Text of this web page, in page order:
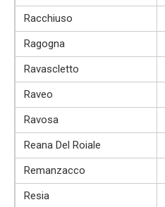
Racchiuso
Ragogna
Ravascletto
Raveo
Ravosa
Reana Del Roiale
Remanzacco
Resia